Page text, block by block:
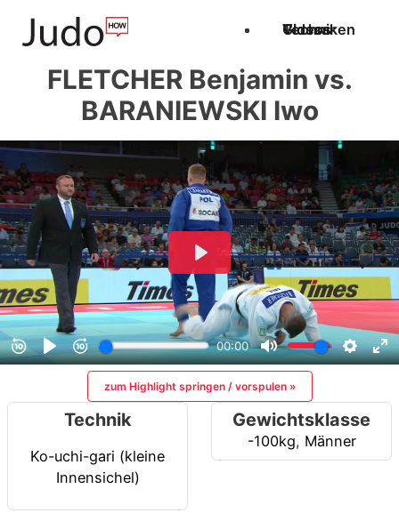
Techniken
Videos
Glossar
FLETCHER Benjamin vs.
BARANIEWSKI Iwo
zum Highlight springen / vorspulen »
Technik
Ko-uchi-gari (kleine
Innensichel)
Gewichtsklasse
-100kg, Männer